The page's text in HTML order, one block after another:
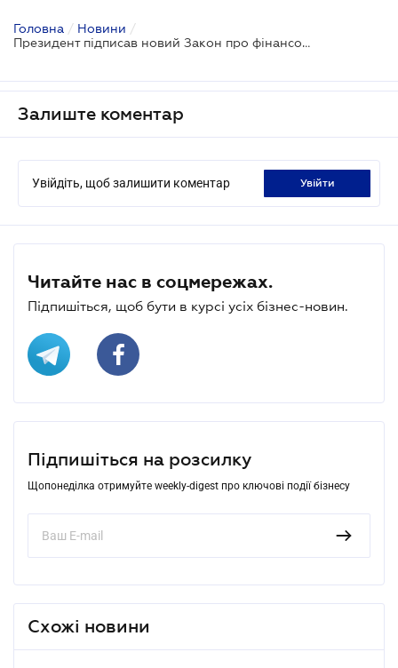
Головна / Новини /
Президент підписав новий Закон про фінансовий лізинг
Залиште коментар
Увійдіть, щоб залишити коментар увійти
Читайте нас в соцмережах.
Підпишіться, щоб бути в курсі усіх бізнес-новин.
Підпишіться на розсилку
Щопонеділка отримуйте weekly-digest про ключові події бізнесу
Схожі новини